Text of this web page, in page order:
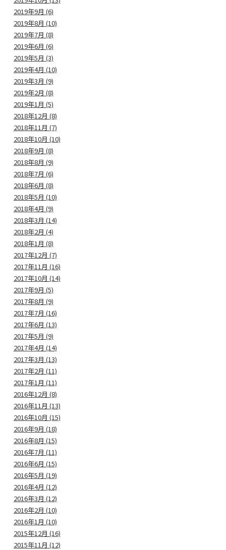
2019年9月 (6)
2019年8月 (10)
2019年7月 (8)
2019年6月 (6)
2019年5月 (3)
2019年4月 (10)
2019年3月 (9)
2019年2月 (8)
2019年1月 (5)
2018年12月 (8)
2018年11月 (7)
2018年10月 (10)
2018年9月 (8)
2018年8月 (9)
2018年7月 (6)
2018年6月 (8)
2018年5月 (10)
2018年4月 (9)
2018年3月 (14)
2018年2月 (4)
2018年1月 (8)
2017年12月 (7)
2017年11月 (16)
2017年10月 (14)
2017年9月 (5)
2017年8月 (9)
2017年7月 (16)
2017年6月 (13)
2017年5月 (9)
2017年4月 (14)
2017年3月 (13)
2017年2月 (11)
2017年1月 (11)
2016年12月 (8)
2016年11月 (13)
2016年10月 (15)
2016年9月 (18)
2016年8月 (15)
2016年7月 (11)
2016年6月 (15)
2016年5月 (19)
2016年4月 (12)
2016年3月 (12)
2016年2月 (10)
2016年1月 (10)
2015年12月 (16)
2015年11月 (12)